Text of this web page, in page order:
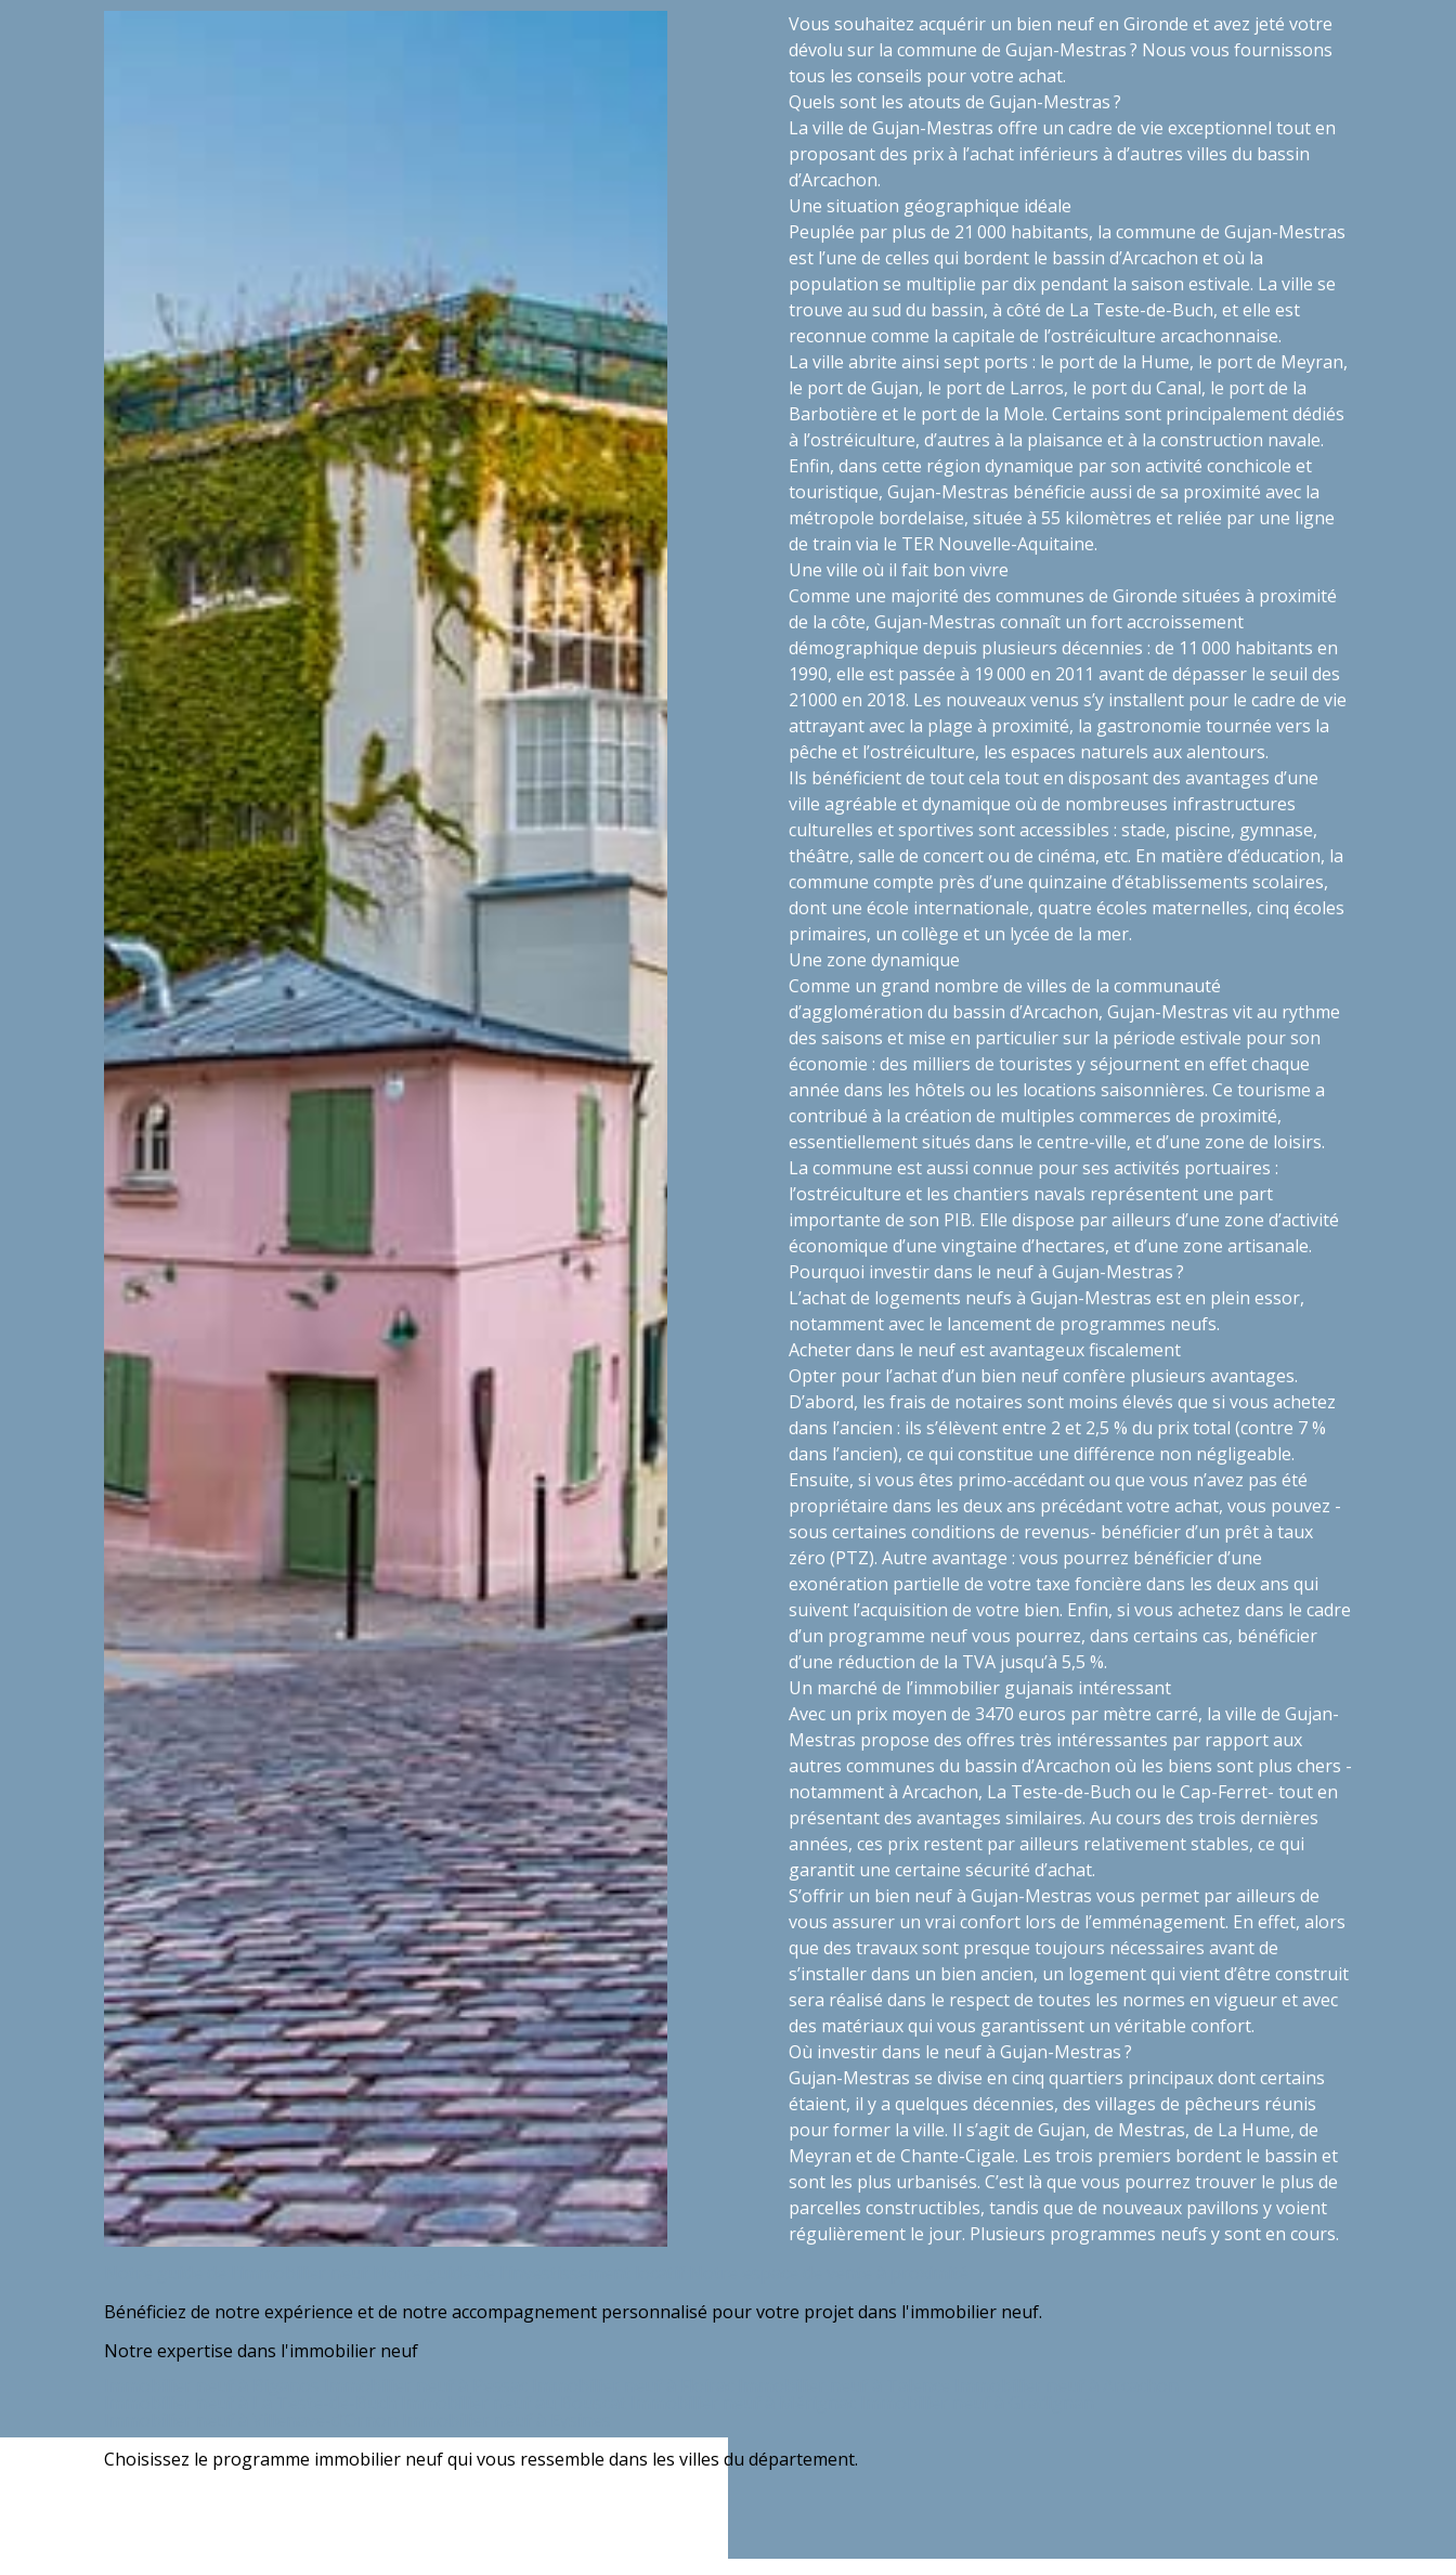
Vous souhaitez acquérir un bien neuf en Gironde et avez jeté votre
dévolu sur la commune de Gujan-Mestras ? Nous vous fournissons
tous les conseils pour votre achat.
Quels sont les atouts de Gujan-Mestras ?
La ville de Gujan-Mestras offre un cadre de vie exceptionnel tout en
proposant des prix à l’achat inférieurs à d’autres villes du bassin
d’Arcachon.
Une situation géographique idéale
Peuplée par plus de 21 000 habitants, la commune de Gujan-Mestras
est l’une de celles qui bordent le bassin d’Arcachon et où la
population se multiplie par dix pendant la saison estivale. La ville se
trouve au sud du bassin, à côté de La Teste-de-Buch, et elle est
reconnue comme la capitale de l’ostréiculture arcachonnaise.
La ville abrite ainsi sept ports : le port de la Hume, le port de Meyran,
le port de Gujan, le port de Larros, le port du Canal, le port de la
Barbotière et le port de la Mole. Certains sont principalement dédiés
à l’ostréiculture, d’autres à la plaisance et à la construction navale.
Enfin, dans cette région dynamique par son activité conchicole et
touristique, Gujan-Mestras bénéficie aussi de sa proximité avec la
métropole bordelaise, située à 55 kilomètres et reliée par une ligne
de train via le TER Nouvelle-Aquitaine.
Une ville où il fait bon vivre
Comme une majorité des communes de Gironde situées à proximité
de la côte, Gujan-Mestras connaît un fort accroissement
démographique depuis plusieurs décennies : de 11 000 habitants en
1990, elle est passée à 19 000 en 2011 avant de dépasser le seuil des
21000 en 2018. Les nouveaux venus s’y installent pour le cadre de vie
attrayant avec la plage à proximité, la gastronomie tournée vers la
pêche et l’ostréiculture, les espaces naturels aux alentours.
Ils bénéficient de tout cela tout en disposant des avantages d’une
ville agréable et dynamique où de nombreuses infrastructures
culturelles et sportives sont accessibles : stade, piscine, gymnase,
théâtre, salle de concert ou de cinéma, etc. En matière d’éducation, la
commune compte près d’une quinzaine d’établissements scolaires,
dont une école internationale, quatre écoles maternelles, cinq écoles
primaires, un collège et un lycée de la mer.
Une zone dynamique
Comme un grand nombre de villes de la communauté
d’agglomération du bassin d’Arcachon, Gujan-Mestras vit au rythme
des saisons et mise en particulier sur la période estivale pour son
économie : des milliers de touristes y séjournent en effet chaque
année dans les hôtels ou les locations saisonnières. Ce tourisme a
contribué à la création de multiples commerces de proximité,
essentiellement situés dans le centre-ville, et d’une zone de loisirs.
La commune est aussi connue pour ses activités portuaires :
l’ostréiculture et les chantiers navals représentent une part
importante de son PIB. Elle dispose par ailleurs d’une zone d’activité
économique d’une vingtaine d’hectares, et d’une zone artisanale.
Pourquoi investir dans le neuf à Gujan-Mestras ?
L’achat de logements neufs à Gujan-Mestras est en plein essor,
notamment avec le lancement de programmes neufs.
Acheter dans le neuf est avantageux fiscalement
Opter pour l’achat d’un bien neuf confère plusieurs avantages.
D’abord, les frais de notaires sont moins élevés que si vous achetez
dans l’ancien : ils s’élèvent entre 2 et 2,5 % du prix total (contre 7 %
dans l’ancien), ce qui constitue une différence non négligeable.
Ensuite, si vous êtes primo-accédant ou que vous n’avez pas été
propriétaire dans les deux ans précédant votre achat, vous pouvez -
sous certaines conditions de revenus- bénéficier d’un prêt à taux
zéro (PTZ). Autre avantage : vous pourrez bénéficier d’une
exonération partielle de votre taxe foncière dans les deux ans qui
suivent l’acquisition de votre bien. Enfin, si vous achetez dans le cadre
d’un programme neuf vous pourrez, dans certains cas, bénéficier
d’une réduction de la TVA jusqu’à 5,5 %.
Un marché de l’immobilier gujanais intéressant
Avec un prix moyen de 3470 euros par mètre carré, la ville de Gujan-
Mestras propose des offres très intéressantes par rapport aux
autres communes du bassin d’Arcachon où les biens sont plus chers -
notamment à Arcachon, La Teste-de-Buch ou le Cap-Ferret- tout en
présentant des avantages similaires. Au cours des trois dernières
années, ces prix restent par ailleurs relativement stables, ce qui
garantit une certaine sécurité d’achat.
S’offrir un bien neuf à Gujan-Mestras vous permet par ailleurs de
vous assurer un vrai confort lors de l’emménagement. En effet, alors
que des travaux sont presque toujours nécessaires avant de
s’installer dans un bien ancien, un logement qui vient d’être construit
sera réalisé dans le respect de toutes les normes en vigueur et avec
des matériaux qui vous garantissent un véritable confort.
Où investir dans le neuf à Gujan-Mestras ?
Gujan-Mestras se divise en cinq quartiers principaux dont certains
étaient, il y a quelques décennies, des villages de pêcheurs réunis
pour former la ville. Il s’agit de Gujan, de Mestras, de La Hume, de
Meyran et de Chante-Cigale. Les trois premiers bordent le bassin et
sont les plus urbanisés. C’est là que vous pourrez trouver le plus de
parcelles constructibles, tandis que de nouveaux pavillons y voient
régulièrement le jour. Plusieurs programmes neufs y sont en cours.
Bénéficiez de notre expérience et de notre accompagnement personnalisé pour votre projet dans l'immobilier neuf.
Notre expertise dans l'immobilier neuf
Choisissez le programme immobilier neuf qui vous ressemble dans les villes du département.